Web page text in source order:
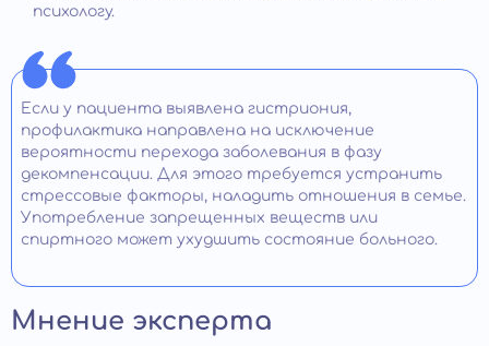
психологу.
Если у пациента выявлена гистриония,
профилактика направлена на исключение
вероятности перехода заболевания в фазу
декомпенсации. Для этого требуется устранить
стрессовые факторы, наладить отношения в семье.
Употребление запрещенных веществ или
спиртного может ухудшить состояние больного.
Мнение эксперта